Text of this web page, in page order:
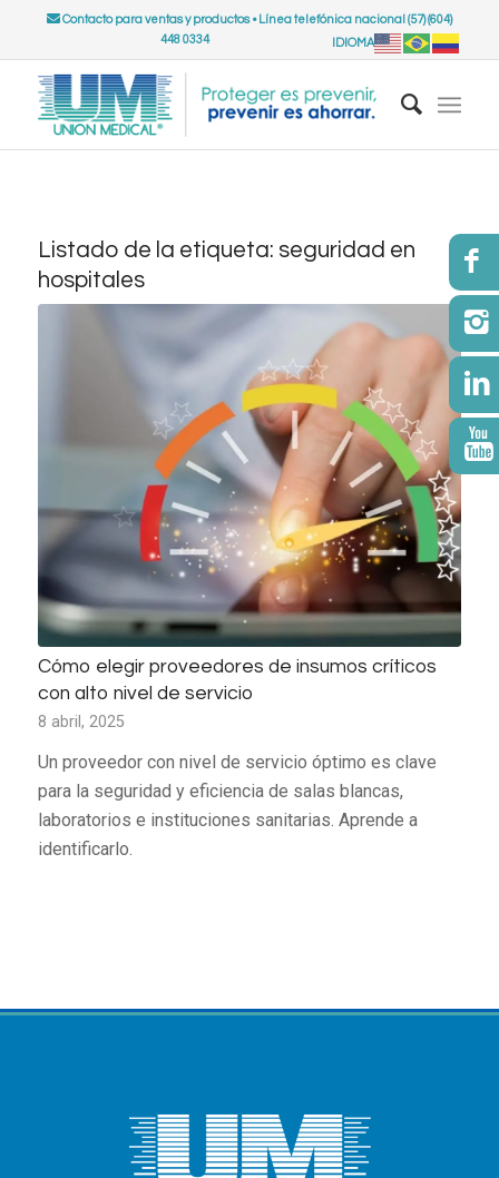
Contacto para ventas y productos• Línea telefónica nacional (57) (604)
448 0334
IDIOMA
Listado de la etiqueta: seguridad en
hospitales
Cómo elegir proveedores de insumos críticos
con alto nivel de servicio
8 abril, 2025
Un proveedor con nivel de servicio óptimo es clave
para la seguridad y eficiencia de salas blancas,
laboratorios e instituciones sanitarias. Aprende a
identificarlo.